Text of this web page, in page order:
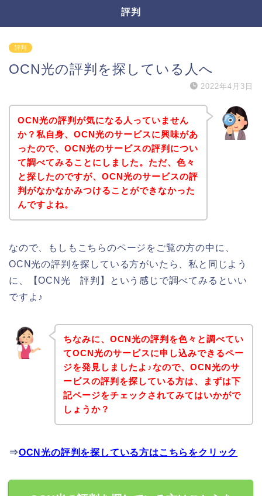
評判
評判
OCN光の評判を探している人へ
2022年4月3日
OCN光の評判が気になる人っていません
か？私自身、OCN光のサービスに興味があ
ったので、OCN光のサービスの評判につい
て調べてみることにしました。ただ、色々
と探したのですが、OCN光のサービスの評
判がなかなかみつけることができなかった
んですよね。
なので、もしもこちらのページをご覧の方の中に、
OCN光の評判を探している方がいたら、私と同じよう
に、【OCN光 評判】という感じで調べてみるといい
ですよ♪
ちなみに、OCN光の評判を色々と調べてい
てOCN光のサービスに申し込みできるペー
ジを発見しましたよ♪なので、OCN光のサ
ービスの評判を探している方は、まずは下
記ページをチェックされてみてはいかがで
しょうか？
⇒OCN光の評判を探している方はこちらをクリック